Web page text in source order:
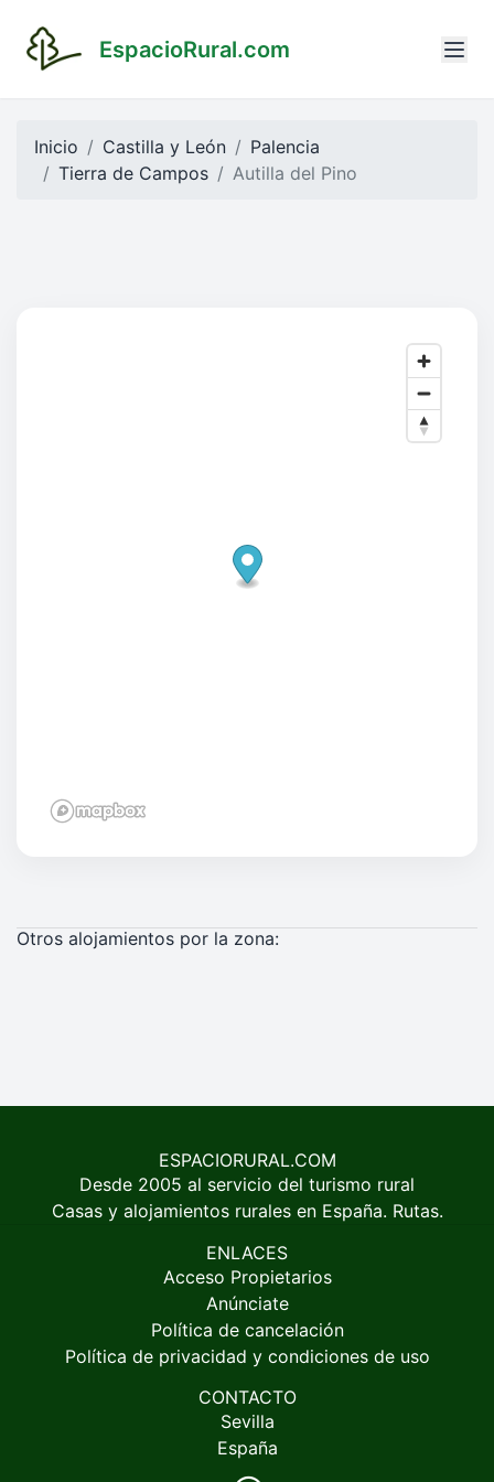
EspacioRural.com
Inicio Castilla y León
Palencia
Tierra de Campos
Autilla del Pino
Otros alojamientos por la zona:
ESPACIORURAL.COM
Desde 2005 al servicio del turismo rural
Casas y alojamientos rurales en España. Rutas.
ENLACES
Acceso Propietarios
Anúnciate
Política de cancelación
Política de privacidad y condiciones de uso
CONTACTO
Sevilla
España